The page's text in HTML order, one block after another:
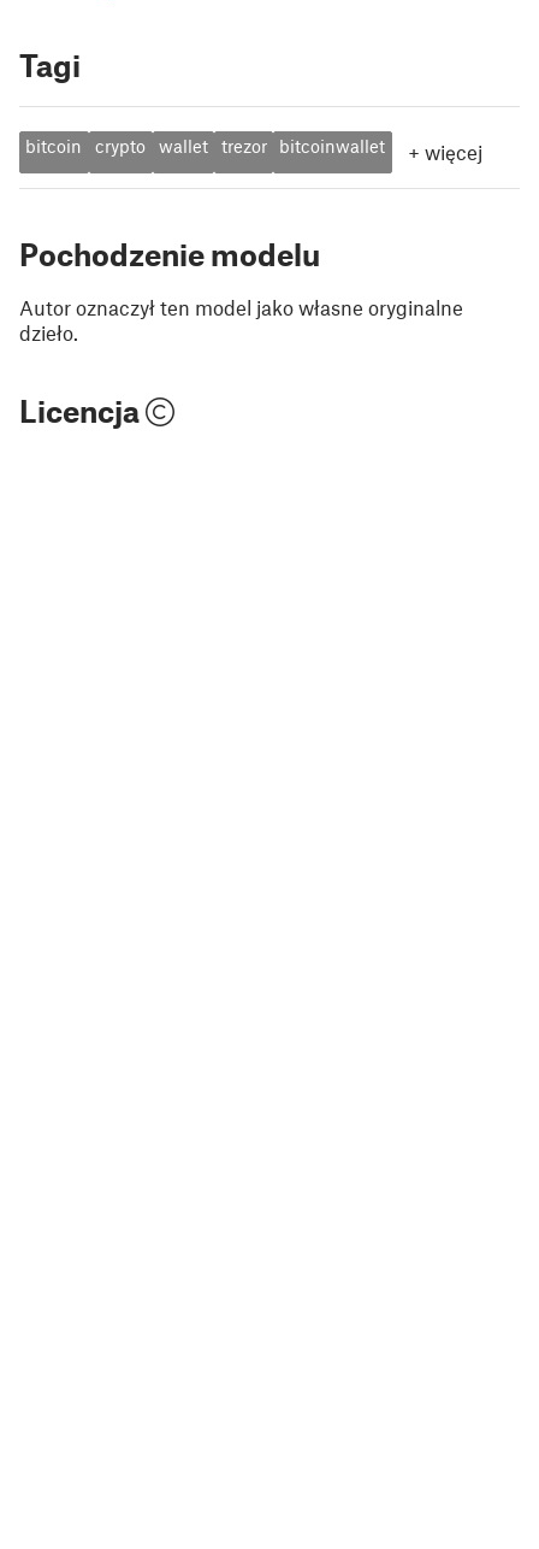
Tagi
bitcoin crypto wallet trezor bitcoinwallet + więcej
Pochodzenie modelu
Autor oznaczył ten model jako własne oryginalne
dzieło.
Licencja